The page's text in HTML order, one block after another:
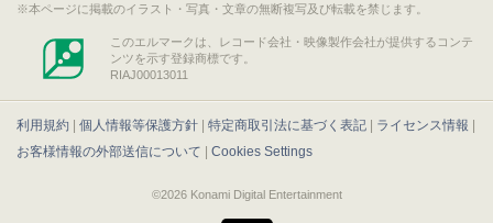
本ページに掲載のイラスト・写真・文章の無断複写及び転載を禁じます。
このエルマークは、レコード会社・映像製作会社が提供するコンテ
ンツを示す登録商標です。
RIAJ00013011
利用規約 個人情報等保護方針 特定商取引法に基づく表記 ライセンス情報
お客様情報の外部送信について
Cookies Settings
©2026 Konami Digital Entertainment